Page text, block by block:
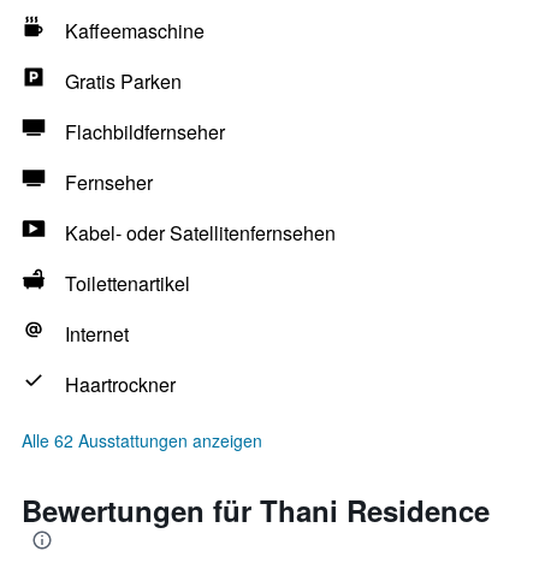
Kaffeemaschine
Gratis Parken
Flachbildfernseher
Fernseher
Kabel- oder Satellitenfernsehen
Toilettenartikel
Internet
Haartrockner
Alle 62 Ausstattungen anzeigen
Bewertungen für Thani Residence